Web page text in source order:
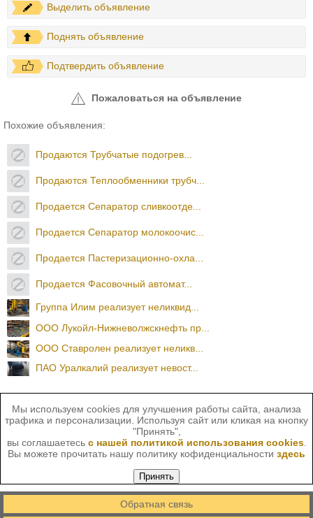
Выделить объявление
Поднять объявление
Подтвердить объявление
Пожаловаться на объявление
Похожие объявления:
Продаются Трубчатые подогрев...
Продаются Теплообменники трубч...
Продается Сепаратор сливкоотде...
Продается Сепаратор молокоочис...
Продается Пастеризационно-охла...
Продается Фасовочный автомат...
Группа Илим реализует неликвид...
ООО Лукойл-Нижневолжскнефть пр...
ООО Ставролен реализует неликв...
ПАО Уралкалий реализует невост...
Мы используем cookies для улучшения работы сайта, анализа
трафика и персонализации. Используя сайт или кликая на кнопку
"Принять",
вы соглашаетесь с нашей политикой использования cookies.
Вы можете прочитать нашу политику кофиденциальности здесь
Принять
Обратная связь